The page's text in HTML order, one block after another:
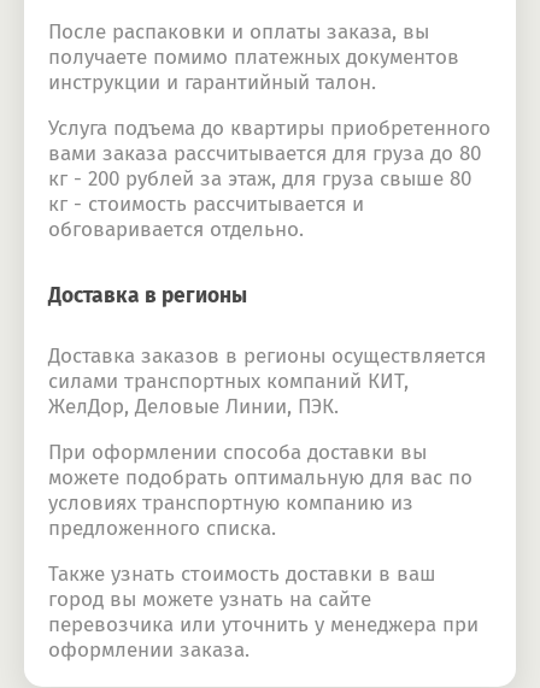
После распаковки и оплаты заказа, вы
получаете помимо платежных документов
инструкции и гарантийный талон.
Услуга подъема до квартиры приобретенного
вами заказа рассчитывается для груза до 80
кг - 200 рублей за этаж, для груза свыше 80
кг - стоимость рассчитывается и
обговаривается отдельно.
Доставка в регионы
Доставка заказов в регионы осуществляется
силами транспортных компаний КИТ,
ЖелДор, Деловые Линии, ПЭК.
При оформлении способа доставки вы
можете подобрать оптимальную для вас по
условиях транспортную компанию из
предложенного списка.
Также узнать стоимость доставки в ваш
город вы можете узнать на сайте
перевозчика или уточнить у менеджера при
оформлении заказа.